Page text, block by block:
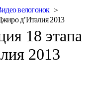
велогонок
д’Италия 2013
18 этапа
2013